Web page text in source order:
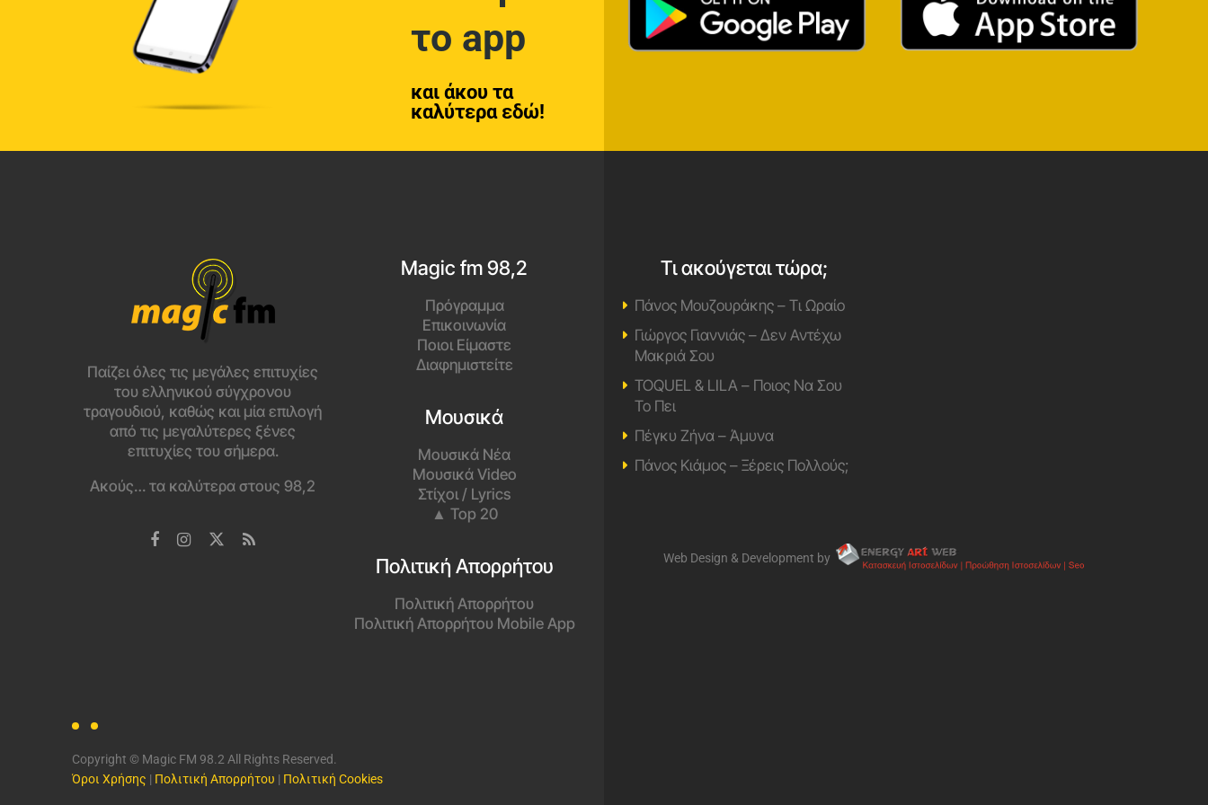
το app
και άκου τα
καλύτερα εδώ!
Παίζει όλες τις μεγάλες επιτυχίες
του ελληνικού σύγχρονου
τραγουδιού, καθώς και μία επιλογή
από τις μεγαλύτερες ξένες
επιτυχίες του σήμερα.
Ακούς… τα καλύτερα στους 98,2
Magic fm 98,2
Πρόγραμμα
Επικοινωνία
Ποιοι Είμαστε
Διαφημιστείτε
Μουσικά
Μουσικά Νέα
Μουσικά Video
Στίχοι / Lyrics
▲ Top 20
Πολιτική Απορρήτου
Πολιτική Απορρήτου
Πολιτική Απορρήτου Mobile App
Copyright © Magic FM 98.2 All Rights Reserved.
Όροι Χρήσης | Πολιτική Απορρήτου | Πολιτική Cookies
Τι ακούγεται τώρα;
Πάνος Μουζουράκης – Τι Ωραίο
Γιώργος Γιαννιάς – Δεν Αντέχω
Μακριά Σου
TOQUEL & LILA – Ποιος Να Σου
Το Πει
Πέγκυ Ζήνα – Άμυνα
Πάνος Κιάμος – Ξέρεις Πολλούς;
Web Design & Development by